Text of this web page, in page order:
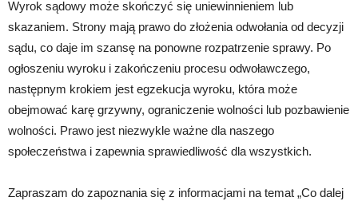
Wyrok sądowy może skończyć się uniewinnieniem lub
skazaniem. Strony mają prawo do złożenia odwołania od decyzji
sądu, co daje im szansę na ponowne rozpatrzenie sprawy. Po
ogłoszeniu wyroku i zakończeniu procesu odwoławczego,
następnym krokiem jest egzekucja wyroku, która może
obejmować karę grzywny, ograniczenie wolności lub pozbawienie
wolności. Prawo jest niezwykle ważne dla naszego
społeczeństwa i zapewnia sprawiedliwość dla wszystkich.
Zapraszam do zapoznania się z informacjami na temat „Co dalej